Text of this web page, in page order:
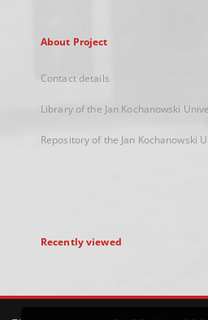
About Project
Contact details
Library of the Jan Kochanowski
Repository of the Jan Kochanowski
Recently viewed